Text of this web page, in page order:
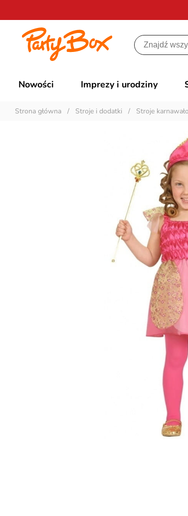
Nowości Imprezy i urodziny
Strona główna / Stroje i dodatki / Stroje